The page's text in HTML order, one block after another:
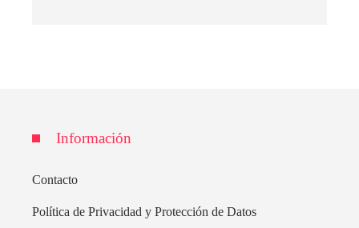
Información
Contacto
Política de Privacidad y Protección de Datos